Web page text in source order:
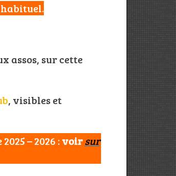
assos, sur cette
, visibles et
– 2026 :voirsur